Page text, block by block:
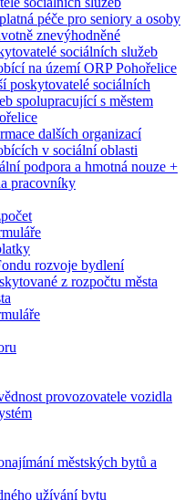
péče pro seniory a osoby
znevýhodněné
sociálních služeb
na území ORP Pohořelice
poskytovatelé sociálních
spolupracující s městem
dalších organizací
v sociální oblasti
podpora a hmotná nouze +
pracovníky
rozvoje bydlení
z rozpočtu města
provozovatele vozidla
městských bytů a
užívání bytu